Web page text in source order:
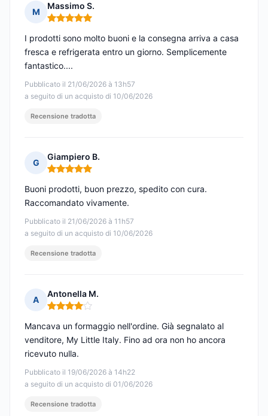
M
Massimo S.
Nota: 5 su 5
Pubblicato il 21/06/2026 à 13h57
a seguito di un acquisto di 10/06/2026
I prodotti sono molto buoni e la consegna arriva a casa
fresca e refrigerata entro un giorno. Semplicemente
fantastico....
Recensione tradotta
G
Giampiero B.
Nota: 5 su 5
Pubblicato il 21/06/2026 à 11h57
a seguito di un acquisto di 10/06/2026
Buoni prodotti, buon prezzo, spedito con cura.
Raccomandato vivamente.
Recensione tradotta
A
Antonella M.
Nota: 4 su 5
Pubblicato il 19/06/2026 à 14h22
a seguito di un acquisto di 01/06/2026
Mancava un formaggio nell'ordine. Già segnalato al
venditore, My Little Italy. Fino ad ora non ho ancora
ricevuto nulla.
Recensione tradotta